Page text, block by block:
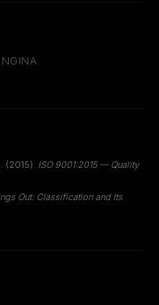
(2015). ISO 9001:2015 — Quality
Out: Classification and Its